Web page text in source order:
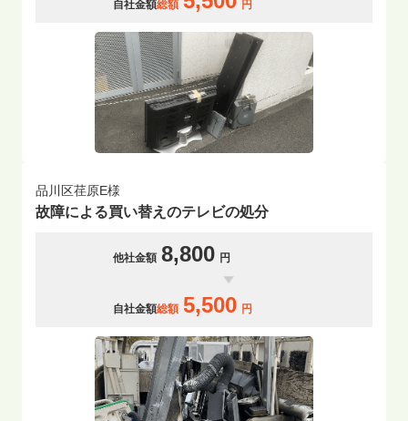
自社金額総額 円
品川区荏原E様
故障による買い替えのテレビの処分
他社金額 8,800 円
自社金額総額 5,500 円